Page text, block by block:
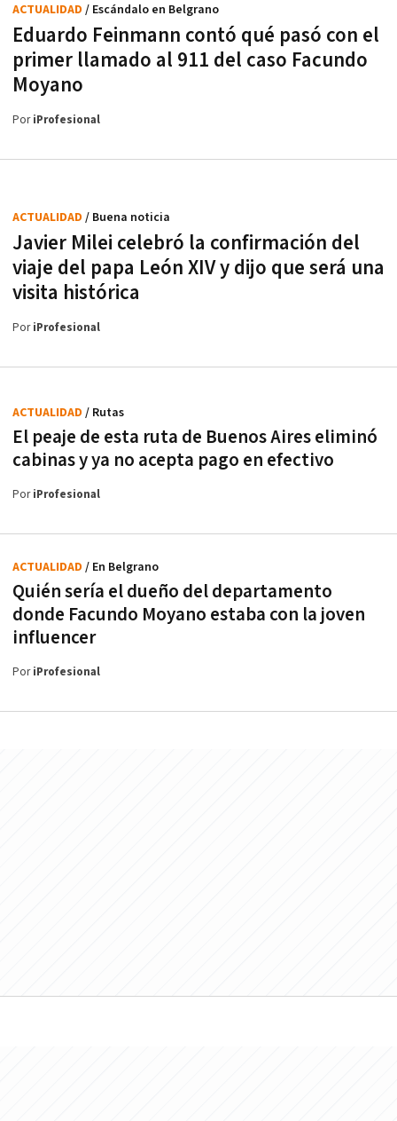
Eduardo Feinmann contó qué pasó con el
primer llamado al 911 del caso Facundo
Moyano
ACTUALIDAD / Escándalo en Belgrano
PoriProfesional
Javier Milei celebró la confirmación del
viaje del papa León XIV y dijo que será una
visita histórica
ACTUALIDAD / Buena noticia
PoriProfesional
El peaje de esta ruta de Buenos Aires eliminó
cabinas y ya no acepta pago en efectivo
ACTUALIDAD / Rutas
PoriProfesional
Quién sería el dueño del departamento
donde Facundo Moyano estaba con la joven
influencer
ACTUALIDAD / En Belgrano
PoriProfesional